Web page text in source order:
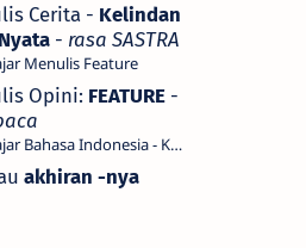
Cerita - Kelindan
- rasa SASTRA
Opini: FEATURE-
akhiran -nya